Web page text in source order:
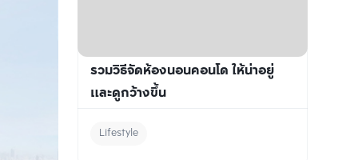
รวมวิธีจัดห้องนอนคอนโด ให้น่าอยู่
และดูกว้างขึ้น
Lifestyle